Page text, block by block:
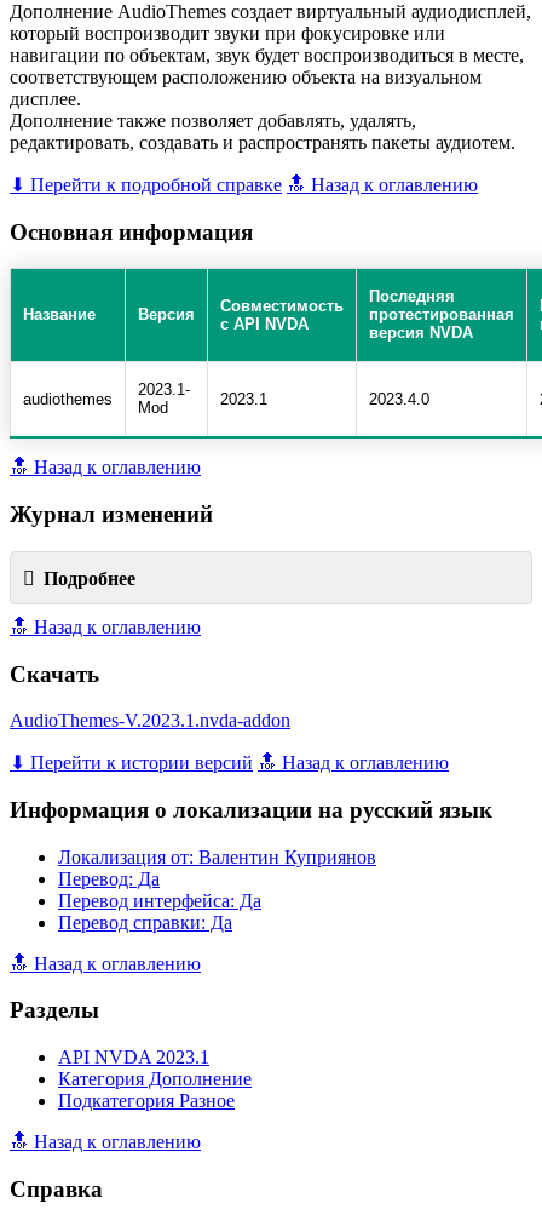
Дополнение AudioThemes создает виртуальный аудиодисплей,
который воспроизводит звуки при фокусировке или
навигации по объектам, звук будет воспроизводиться в месте,
соответствующем расположению объекта на визуальном
дисплее.
Дополнение также позволяет добавлять, удалять,
редактировать, создавать и распространять пакеты аудиотем.
⬇ Перейти к подробной справке 🔝 Назад к оглавлению
Основная информация
Название Версия
Совместимость
с API NVDA
Последняя
протестированная
версия NVDA
audiothemes
2023.1-
Mod
2023.1 2023.4.0
🔝 Назад к оглавлению
Журнал изменений
Подробнее
🔝 Назад к оглавлению
Скачать
AudioThemes-V.2023.1.nvda-addon
⬇ Перейти к истории версий 🔝 Назад к оглавлению
Информация о локализации на русский язык
Локализация от: Валентин Куприянов
Перевод: Да
Перевод интерфейса: Да
Перевод справки: Да
🔝 Назад к оглавлению
Разделы
API NVDA 2023.1
Категория Дополнение
Подкатегория Разное
🔝 Назад к оглавлению
Справка